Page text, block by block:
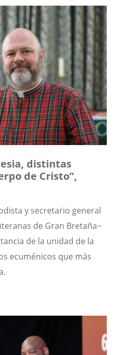
distintas
de Cristo”,
y secretario general
de Gran Bretaña−
de la unidad de la
ecuménicos que más